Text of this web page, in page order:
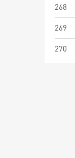
268
269
270